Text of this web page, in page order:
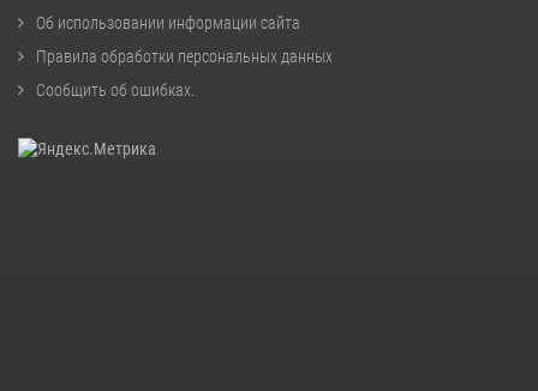
Об использовании информации сайта
Правила обработки персональных данных
Сообщить об ошибках